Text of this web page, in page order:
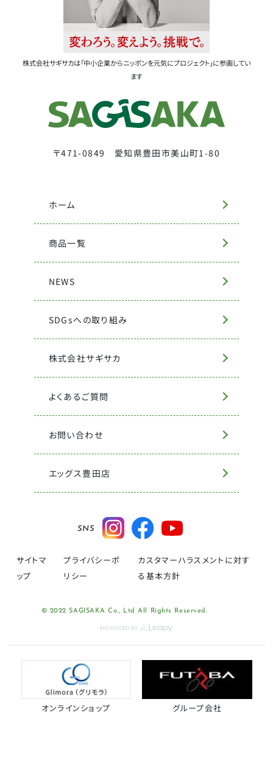
株式会社サギサカは「中小企業からニッポンを元気にプロジェクト」に参画してい
ます
〒471-0849 愛知県豊田市美山町1-80
ホーム
商品一覧
NEWS
SDGsへの取り組み
株式会社サギサカ
よくあるご質問
お問い合わせ
エッグス豊田店
SNS
サイトマ
ップ
プライバシーポ
リシー
カスタマーハラスメントに対す
る基本方針
© 2022 SAGISAKA Co., Ltd All Rights Reserved.
オンラインショップ グループ会社